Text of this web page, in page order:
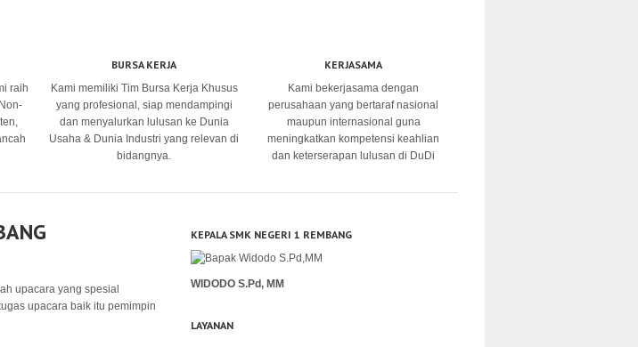
raih
BURSA KERJA
Kami memiliki Tim Bursa Kerja Khusus
yang profesional, siap mendampingi
dan menyalurkan lulusan ke Dunia
Usaha & Dunia Industri yang relevan di
bidangnya.
KERJASAMA
Kami bekerjasama dengan
perusahaan yang bertaraf nasional
maupun internasional guna
meningkatkan kompetensi keahlian
dan keterserapan lulusan di DuDi
upacara yang spesial
upacara baik itu pemimpin
KEPALA SMK NEGERI 1 REMBANG
WIDODO S.Pd, MM
LAYANAN